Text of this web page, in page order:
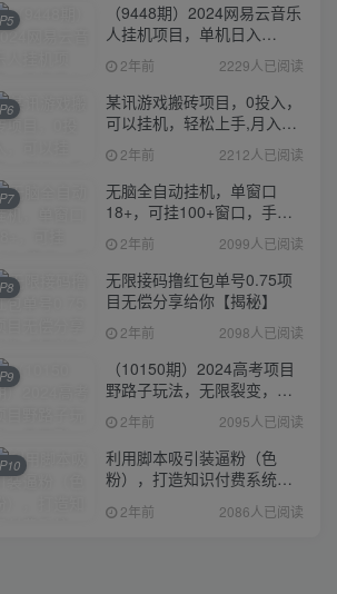
（9448期）2024网易云音乐
人挂机项目，单机日入
150+，无脑月入5000+
2年前 2229人已阅读
某讯游戏搬砖项目，0投入，
可以挂机，轻松上手,月入
3000+上不封顶
2年前 2212人已阅读
无脑全自动挂机，单窗口
18+，可挂100+窗口，手机
电脑均可操作
2年前 2099人已阅读
无限接码撸红包单号0.75项
目无偿分享给你【揭秘】
2年前 2098人已阅读
（10150期）2024高考项目
野路子玩法，无限裂变，最
高一天1W＋！
2年前 2095人已阅读
利用脚本吸引装逼粉（色
粉），打造知识付费系统，
附388元美女写真项目
2年前 2086人已阅读